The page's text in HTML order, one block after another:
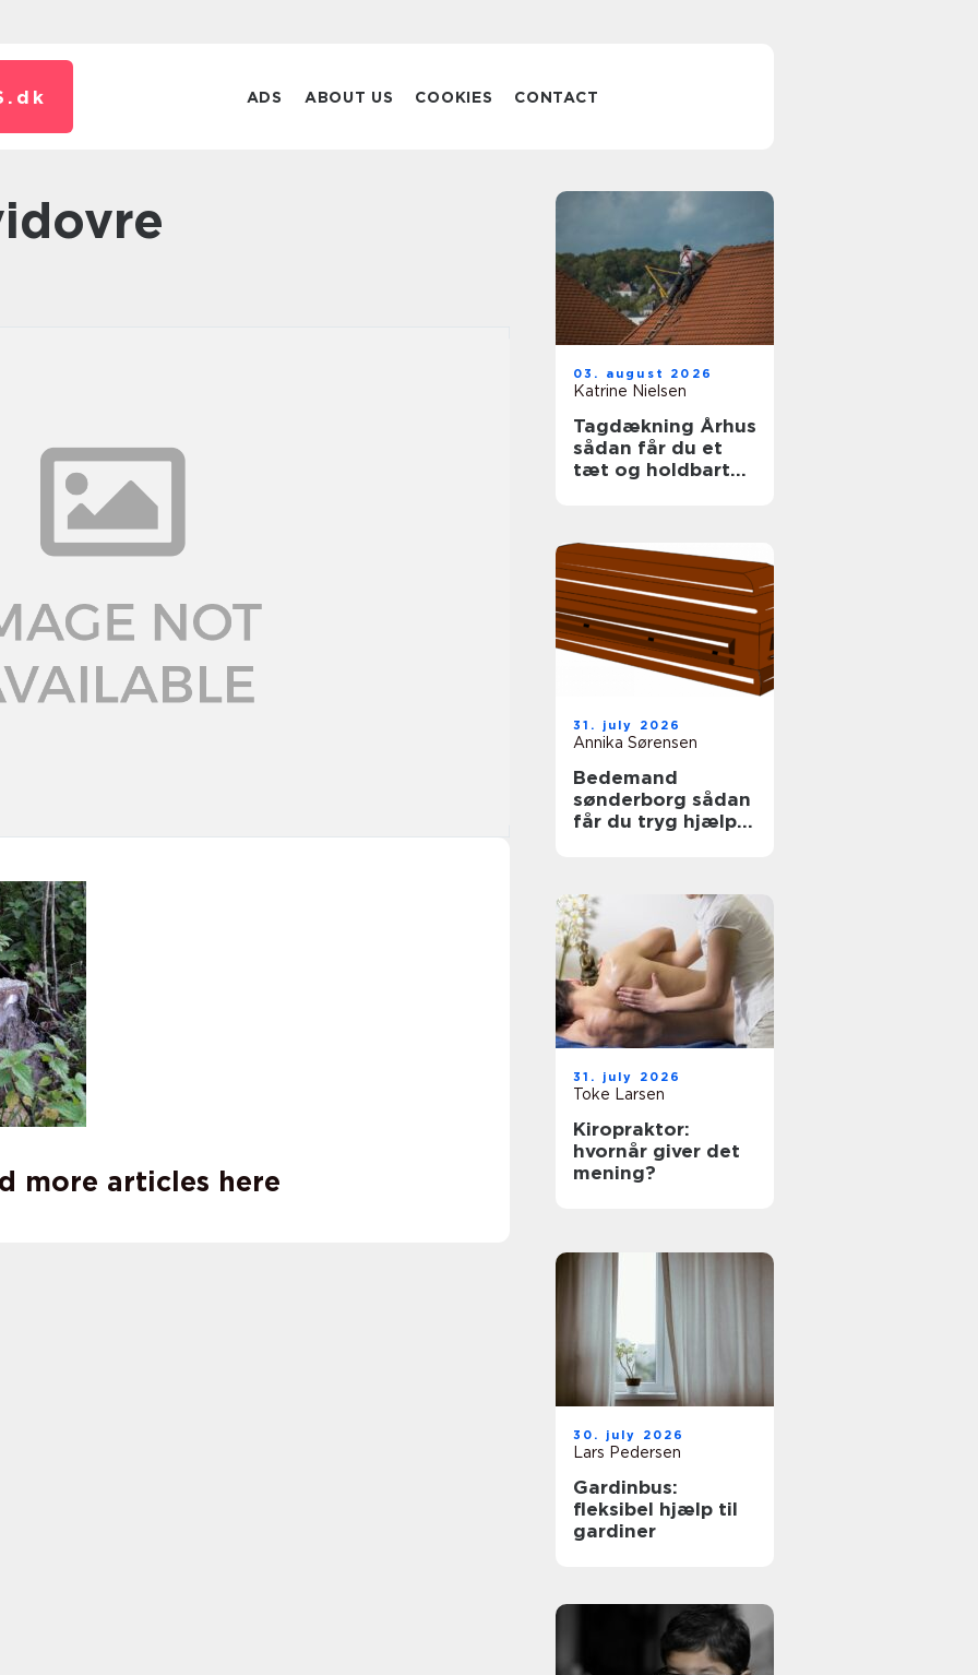
dk ADS ABOUT US COOKIES CONTACT
more articles here
03. august 2026
Katrine Nielsen
Tagdækning Århus
sådan får du et
tæt og holdbart
31. july 2026
Annika Sørensen
Bedemand
sønderborg sådan
får du tryg hjælp i
31. july 2026
Toke Larsen
Kiropraktor:
hvornår giver det
mening?
30. july 2026
Lars Pedersen
Gardinbus:
fleksibel hjælp til
gardiner